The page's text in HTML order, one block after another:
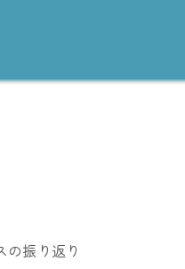
振り返り